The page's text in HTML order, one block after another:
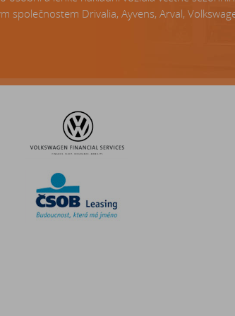
společnostem Drivalia, Ayvens, Arval,